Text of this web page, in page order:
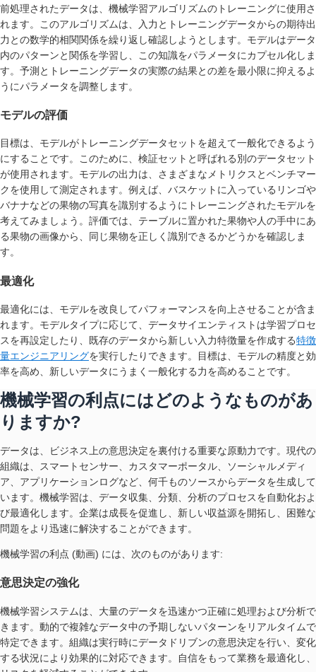
前処理されたデータは、機械学習アルゴリズムのトレーニングに使用さ
れます。このアルゴリズムは、入力とトレーニングデータからの期待出
力との数学的相関関係を繰り返し確認しようとします。モデルはデータ
内のパターンと関係を学習し、この知識をパラメータにカプセル化しま
す。予測とトレーニングデータの実際の結果との差を最小限に抑えるよ
うにパラメータを調整します。
モデルの評価
目標は、モデルがトレーニングデータセットを超えて一般化できるよう
にすることです。このために、検証セットと呼ばれる別のデータセット
が使用されます。モデルの出力は、さまざまなメトリクスとベンチマー
クを使用して測定されます。例えば、バスケットに入っているリンゴや
バナナなどの果物の写真を識別するようにトレーニングされたモデルを
考えてみましょう。評価では、テーブルに置かれた果物や人の手中にあ
る果物の画像から、同じ果物を正しく識別できるかどうかを確認しま
す。
最適化
最適化には、モデルを改良してパフォーマンスを向上させることが含ま
れます。モデルタイプに応じて、データサイエンティストは学習プロセ
スを再設定したり、既存のデータから新しい入力特徴量を作成する特徴
量エンジニアリングを実行したりできます。目標は、モデルの精度と効
率を高め、新しいデータにうまく一般化する力を高めることです。
機械学習の利点にはどのようなものがあ
りますか?
データは、ビジネス上の意思決定を裏付ける重要な原動力です。現代の
組織は、スマートセンサー、カスタマーポータル、ソーシャルメディ
ア、アプリケーションログなど、何千ものソースからデータを生成して
います。機械学習は、データ収集、分類、分析のプロセスを自動化およ
び最適化します。企業は成長を促進し、新しい収益源を開拓し、困難な
問題をより迅速に解決することができます。
機械学習の利点 (動画) には、次のものがあります:
意思決定の強化
機械学習システムは、大量のデータを迅速かつ正確に処理および分析で
きます。動的で複雑なデータ中の予期しないパターンをリアルタイムで
特定できます。組織は実行時にデータドリブンの意思決定を行い、変化
する状況により効果的に対応できます。自信をもって業務を最適化し、